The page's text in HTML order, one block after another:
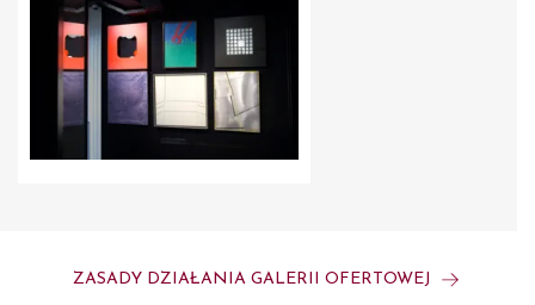
ZASADY DZIAŁANIA GALERII OFERTOWEJ